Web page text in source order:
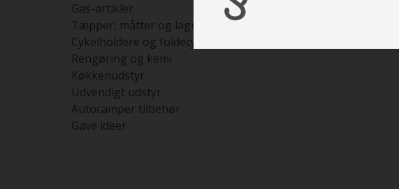
Gas-artikler
Tæpper, måtter og lagner
Cykelholdere og foldecykler
Rengøring og kemi
Køkkenudstyr
Udvendigt udstyr
Autocamper tilbehør
Gave ideer